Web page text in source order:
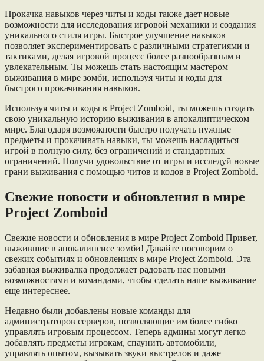
Прокачка навыков через читы и коды также дает новые
возможности для исследования игровой механики и создания
уникального стиля игры. Быстрое улучшение навыков
позволяет экспериментировать с различными стратегиями и
тактиками, делая игровой процесс более разнообразным и
увлекательным. Ты можешь стать настоящим мастером
выживания в мире зомби, используя читы и коды для
быстрого прокачивания навыков.
Используя читы и коды в Project Zomboid, ты можешь создать
свою уникальную историю выживания в апокалиптическом
мире. Благодаря возможности быстро получать нужные
предметы и прокачивать навыки, ты можешь насладиться
игрой в полную силу, без ограничений и стандартных
ограничений. Получи удовольствие от игры и исследуй новые
грани выживания с помощью читов и кодов в Project Zomboid.
Свежие новости и обновления в мире
Project Zomboid
Свежие новости и обновления в мире Project Zomboid Привет,
выжившие в апокалипсисе зомби! Давайте поговорим о
свежих событиях и обновлениях в мире Project Zomboid. Эта
забавная выживалка продолжает радовать нас новыми
возможностями и командами, чтобы сделать наше выживание
еще интереснее.
Недавно были добавлены новые команды для
администраторов серверов, позволяющие им более гибко
управлять игровым процессом. Теперь админы могут легко
добавлять предметы игрокам, спаунить автомобили,
управлять опытом, вызывать звуки выстрелов и даже